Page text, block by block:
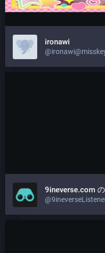
ironawi
9ineverse.com